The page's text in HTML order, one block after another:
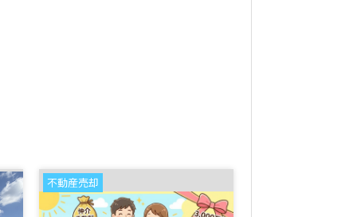
不動産売却